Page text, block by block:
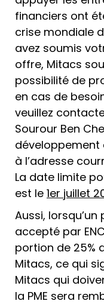
financiers ont
crise mondiale
avez soumis
offre, Mitacs
possibilité de
en cas de
veuillez
Sourour Ben
à l’adresse
La date limite
est le 1er juillet
Aussi,
accepté par
portion de 25%
Mitacs, ce qui
Mitacs qui
la PME sera